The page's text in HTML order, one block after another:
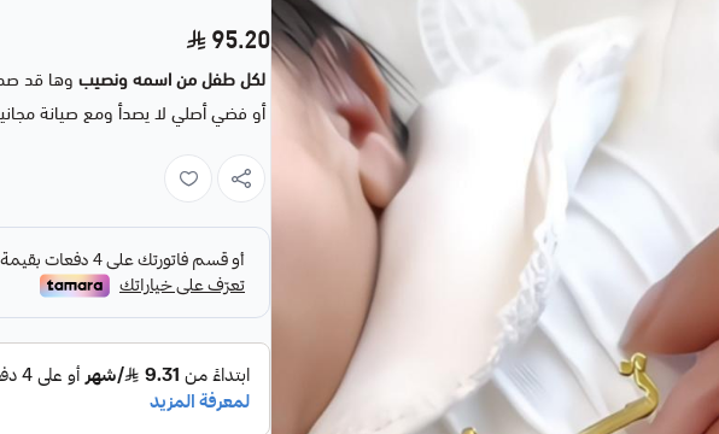
95.20
لكل طفل من اسمه ونصيب وها قد
أو فضي أصلي لا يصدأ ومع صيانة